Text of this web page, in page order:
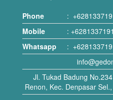
Phone :
Mobile
:
Whatsapp
:
Jl. Tukad Badung
Renon, Kec. Denpasar